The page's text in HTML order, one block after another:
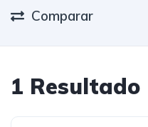
Comparar
1 Resultado